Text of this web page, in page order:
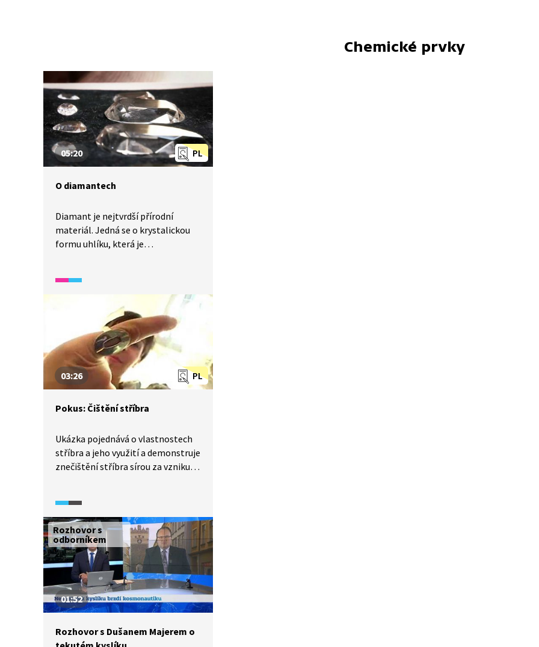
Chemické prvky
PL
05:20
O diamantech
Diamant je nejtvrdší přírodní
materiál. Jedná se o krystalickou
formu uhlíku, která je
diamantové šperky, ale věděli jste,
vlastnostem využívá hlavně
v průmyslu? Jak vzniká, kolik vážil
největší vytěžený diamant a jiné
zajímavosti se dozvíte v reportáži
z Wifiny.
PL
03:26
Pokus: Čištění stříbra
Ukázka pojednává o vlastnostech
stříbra a jeho využití a demonstruje
znečištění stříbra sírou za vzniku
tedy odstranění sulfidu stříbrného
redukcí hliníkem.
Rozhovor s
odborníkem
01:52
Rozhovor s Dušanem Majerem o